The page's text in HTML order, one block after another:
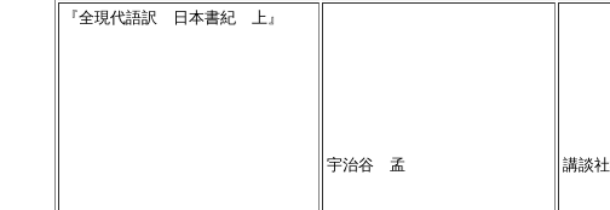
『全現代語訳 日本書紀 上』
宇治谷 孟 講談